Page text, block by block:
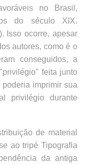
no Brasil,
do século XIX.
Isso ocorre, apesar
autores, como é o
conseguidos, a
feita junto
imprimir sua
privilégio durante
de material
ao tripé Tipografia
da antiga